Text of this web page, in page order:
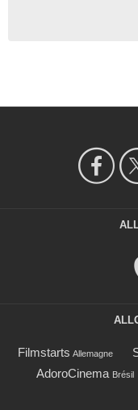
Filmstarts Allemagne
AdoroCinema Brésil